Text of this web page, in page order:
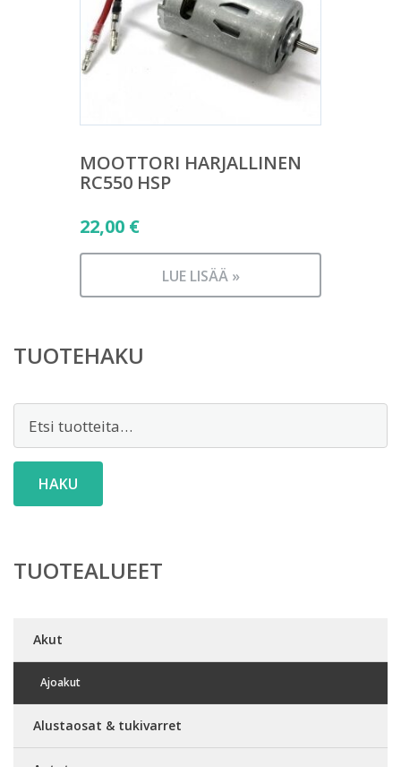
MOOTTORI HARJALLINEN
RC550 HSP
22,00 €
LUE LISÄÄ »
TUOTEHAKU
HAKU
TUOTEALUEET
Akut
Ajoakut
Alustaosat & tukivarret